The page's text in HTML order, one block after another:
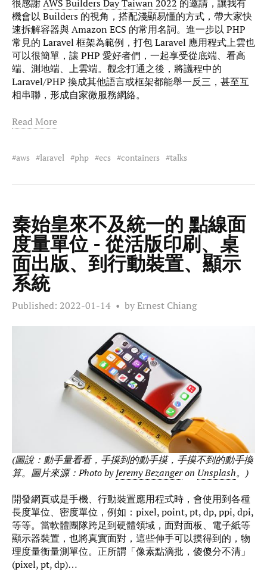
很感謝AWS Builders Day Taiwan 2022 的邀請，讓我有
機會以 Builders 的視角，搭配淺顯易懂的方式，帶大家快
速拆解容器與 Amazon ECS 的常用名詞。進一步以 PHP
常見的 Laravel 框架為範例，打包 Laravel 應用程式上雲也
可以很簡單，讓 PHP 愛好者們，一起享受從底端、看高
端、測地端、上雲端。觀念打通之後，將議程中的
Laravel/PHP 換成其他語言或框架都能舉一反三，甚至互
相串聯，形成自家微服務網絡。
Read More
aws laravel php ecs containers talks
秦始皇來不及統一的 點線面
度量單位 - 從活版印刷、桌
面出版、到行動裝置、顯示
系統
Published: 2022-01-14 by Ernest Chiang
(圖說：動手量看看，手摸到的動手摸，手摸不到的動手換
算。圖片來源：Photo byJeremy Bezangeron Unsplash。)
開發網頁或是手機、行動裝置應用程式時，會使用到各種
長度單位、密度單位，例如：pixel, point, pt, dp, ppi, dpi,
等等。當軟體團隊跨足到硬體領域，面對面板、電子紙等
顯示器裝置，也將真實面對，這些伸手可以摸得到的，物
理度量衡量測單位。正所謂「像素點滴批，傻傻分不清」
(pixel, pt, dp)…